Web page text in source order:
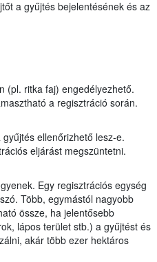
a gyűjtés bejelentésének és az
(pl. ritka faj) engedélyezhető.
a regisztráció során.
ellenőrizhető lesz-e.
eljárást megszüntetni.
Egy regisztrációs egység
Több, egymástól nagyobb
össze, ha jelentősebb
lápos terület stb.) a gyűjtést és
akár több ezer hektáros